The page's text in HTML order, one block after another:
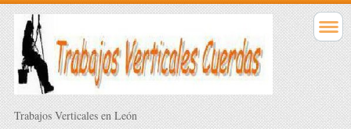
Trabajos Verticales en León